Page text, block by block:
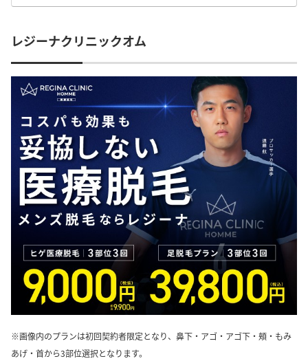
レジーナクリニックオム
※画像内のプランは初回契約者限定となり、鼻下・アゴ・アゴ下・頬・もみ
あげ・首から3部位選択となります。